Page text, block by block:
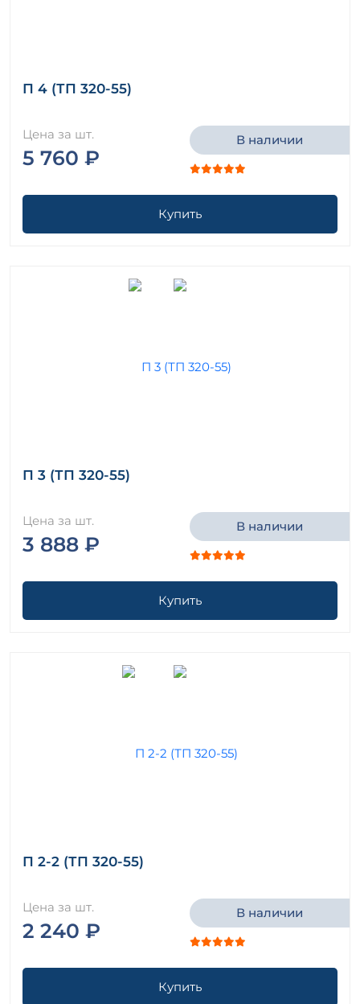
П 4 (ТП 320-55)
Цена за шт.
5 760 ₽
В наличии
Купить
П 3 (ТП 320-55)
Цена за шт.
3 888 ₽
В наличии
Купить
П 2-2 (ТП 320-55)
Цена за шт.
2 240 ₽
В наличии
Купить